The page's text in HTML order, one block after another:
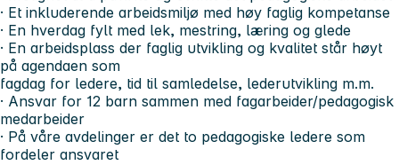
· Et inkluderende arbeidsmiljø med høy faglig kompetanse
· En hverdag fylt med lek, mestring, læring og glede
· En arbeidsplass der faglig utvikling og kvalitet står høyt
på agendaen som
fagdag for ledere, tid til samledelse, lederutvikling m.m.
· Ansvar for 12 barn sammen med fagarbeider/pedagogisk
medarbeider
· På våre avdelinger er det to pedagogiske ledere som
fordeler ansvaret